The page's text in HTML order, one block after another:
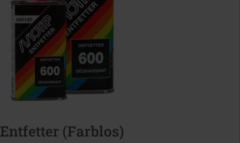
Entfetter (Farblos)